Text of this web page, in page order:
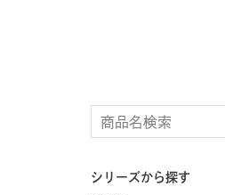
シリーズから探す